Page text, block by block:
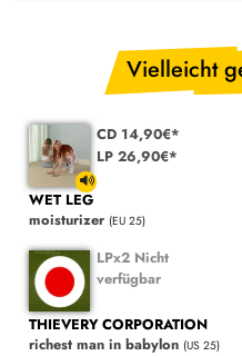
Vielleicht
CD 14,90€*
LP 26,90€*
WET LEG
moisturizer (EU 25)
LPx2 Nicht
verfügbar
THIEVERY CORPORATION
richest man in babylon (US 25)